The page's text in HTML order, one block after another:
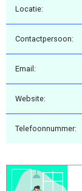
Locatie:
Contactpersoon:
Email:
Website:
Telefoonnummer: